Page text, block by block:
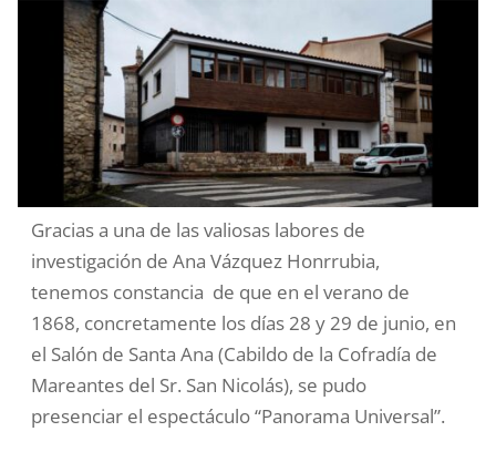
Gracias a una de las valiosas labores de
investigación de Ana Vázquez Honrrubia,
tenemos constancia de que en el verano de
1868, concretamente los días 28 y 29 de junio, en
el Salón de Santa Ana (Cabildo de la Cofradía de
Mareantes del Sr. San Nicolás), se pudo
presenciar el espectáculo “Panorama Universal”.